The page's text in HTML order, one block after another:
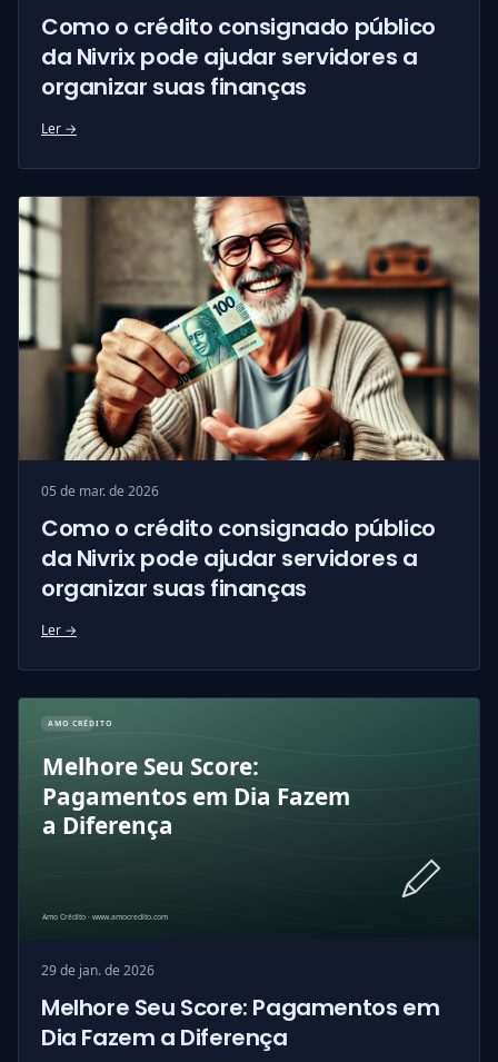
Como o crédito consignado público
da Nivrix pode ajudar servidores a
organizar suas finanças
Ler →
05 de mar. de 2026
Como o crédito consignado público
da Nivrix pode ajudar servidores a
organizar suas finanças
Ler →
29 de jan. de 2026
Melhore Seu Score: Pagamentos em
Dia Fazem a Diferença